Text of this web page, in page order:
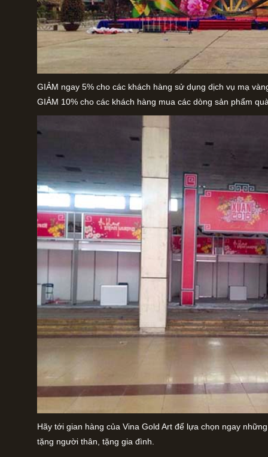
GIẢM ngay 5% cho các khách hàng sử dụng dịch vụ mạ
GIẢM 10% cho các khách hàng mua các dòng sản phẩm
Hãy tới gian hàng của Vina Gold Art để lựa chọn ngay
tặng người thân, tặng gia đình.